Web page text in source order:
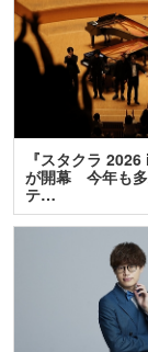
『スタクラ 2026
が開幕 今年も
テ…